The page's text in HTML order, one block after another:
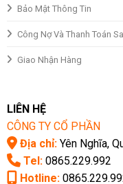
Bảo Mật Thông Tin
Công Nợ Và Thanh Toán
Giao Nhận Hàng
LIÊN HỆ
CÔNG TY CỔ PHẦN
Địa chỉ:Yên Nghĩa,
Tel:0865.229.992
Hotline: